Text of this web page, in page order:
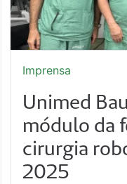
Imprensa
Unimed
módulo da
cirurgia
2025